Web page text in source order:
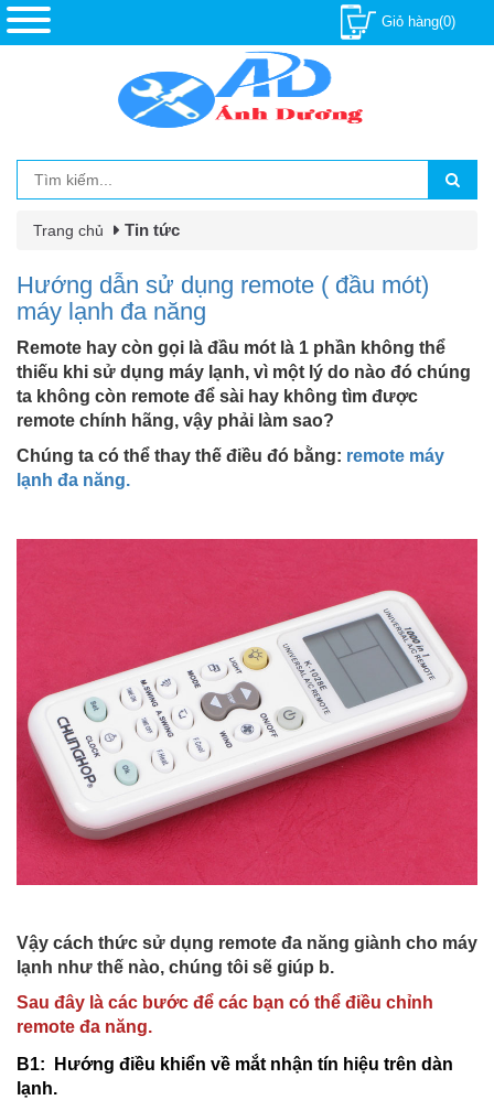
Giỏ hàng(0)
Trang chủ Tin tức
Hướng dẫn sử dụng remote ( đầu mót)
máy lạnh đa năng
Remote hay còn gọi là đầu mót là 1 phần không thể
thiếu khi sử dụng máy lạnh, vì một lý do nào đó chúng
ta không còn remote để sài hay không tìm được
remote chính hãng, vậy phải làm sao?
Chúng ta có thể thay thế điều đó bằng: remote máy
lạnh đa năng.
Vậy cách thức sử dụng remote đa năng giành cho máy
lạnh như thế nào, chúng tôi sẽ giúp b.
Sau đây là các bước để các bạn có thể điều chỉnh
remote đa năng.
B1: Hướng điều khiển về mắt nhận tín hiệu trên dàn
lạnh.